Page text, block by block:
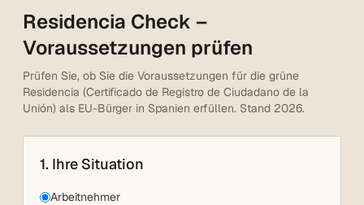
Residencia Check –
Voraussetzungen prüfen
Prüfen Sie, ob Sie die Voraussetzungen für die grüne
Residencia (Certificado de Registro de Ciudadano de la
Unión) als EU-Bürger in Spanien erfüllen. Stand 2026.
1. Ihre Situation
Arbeitnehmer